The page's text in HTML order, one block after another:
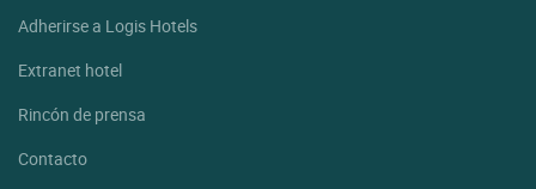
Adherirse a Logis Hotels
Extranet hotel
Rincón de prensa
Contacto